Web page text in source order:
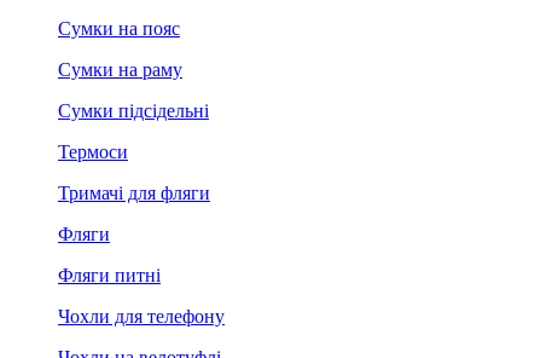
Сумки на пояс
Сумки на раму
Сумки підсідельні
Термоси
Тримачі для фляги
Фляги
Фляги питні
Чохли для телефону